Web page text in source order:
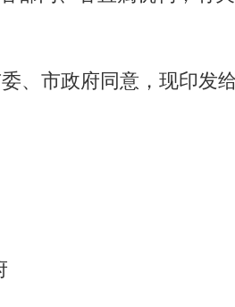
、市政府同意，现印发